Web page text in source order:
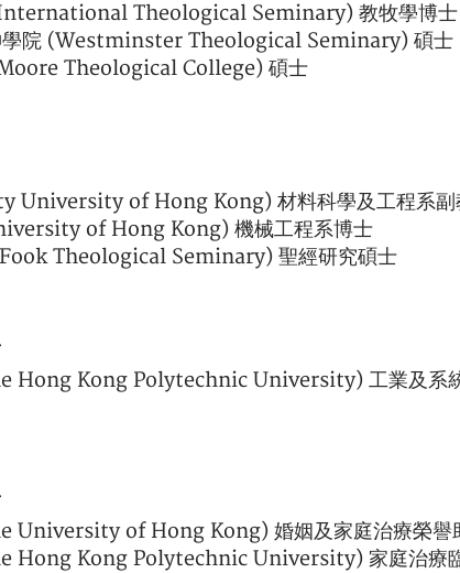
Theological Seminary) 教牧學博士
學院 (Westminster Theological Seminary) 碩士
Theological College) 碩士
University of Hong Kong) 材料科學及工程系副
of Hong Kong) 機械工程系博士
Theological Seminary) 聖經研究碩士
Hong Kong Polytechnic University) 工業及系
University of Hong Kong) 婚姻及家庭治療榮譽
Hong Kong Polytechnic University) 家庭治療